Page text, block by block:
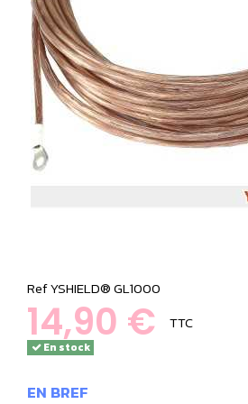
RefYSHIELD® GL1000
14,90 € TTC
En stock
EN BREF